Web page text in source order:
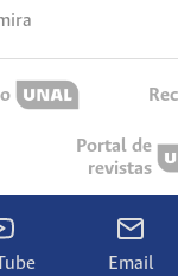
Portal de
revistas
Email